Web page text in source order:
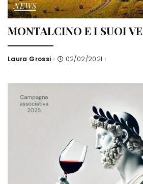
NEWS
MONTALCINO E I SUOI
Posted
Laura Grossi 02/02/2021